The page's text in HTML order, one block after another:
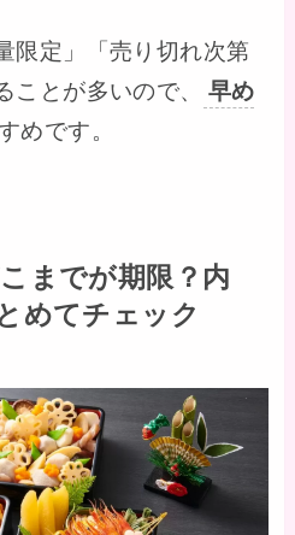
限定」「売り切れ次第
ことが多いので、
早め
めです。
までが期限？内
めてチェック